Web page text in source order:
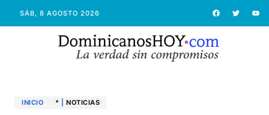
SÁB, 8 AGOSTO 2026
INICIO * NOTICIAS